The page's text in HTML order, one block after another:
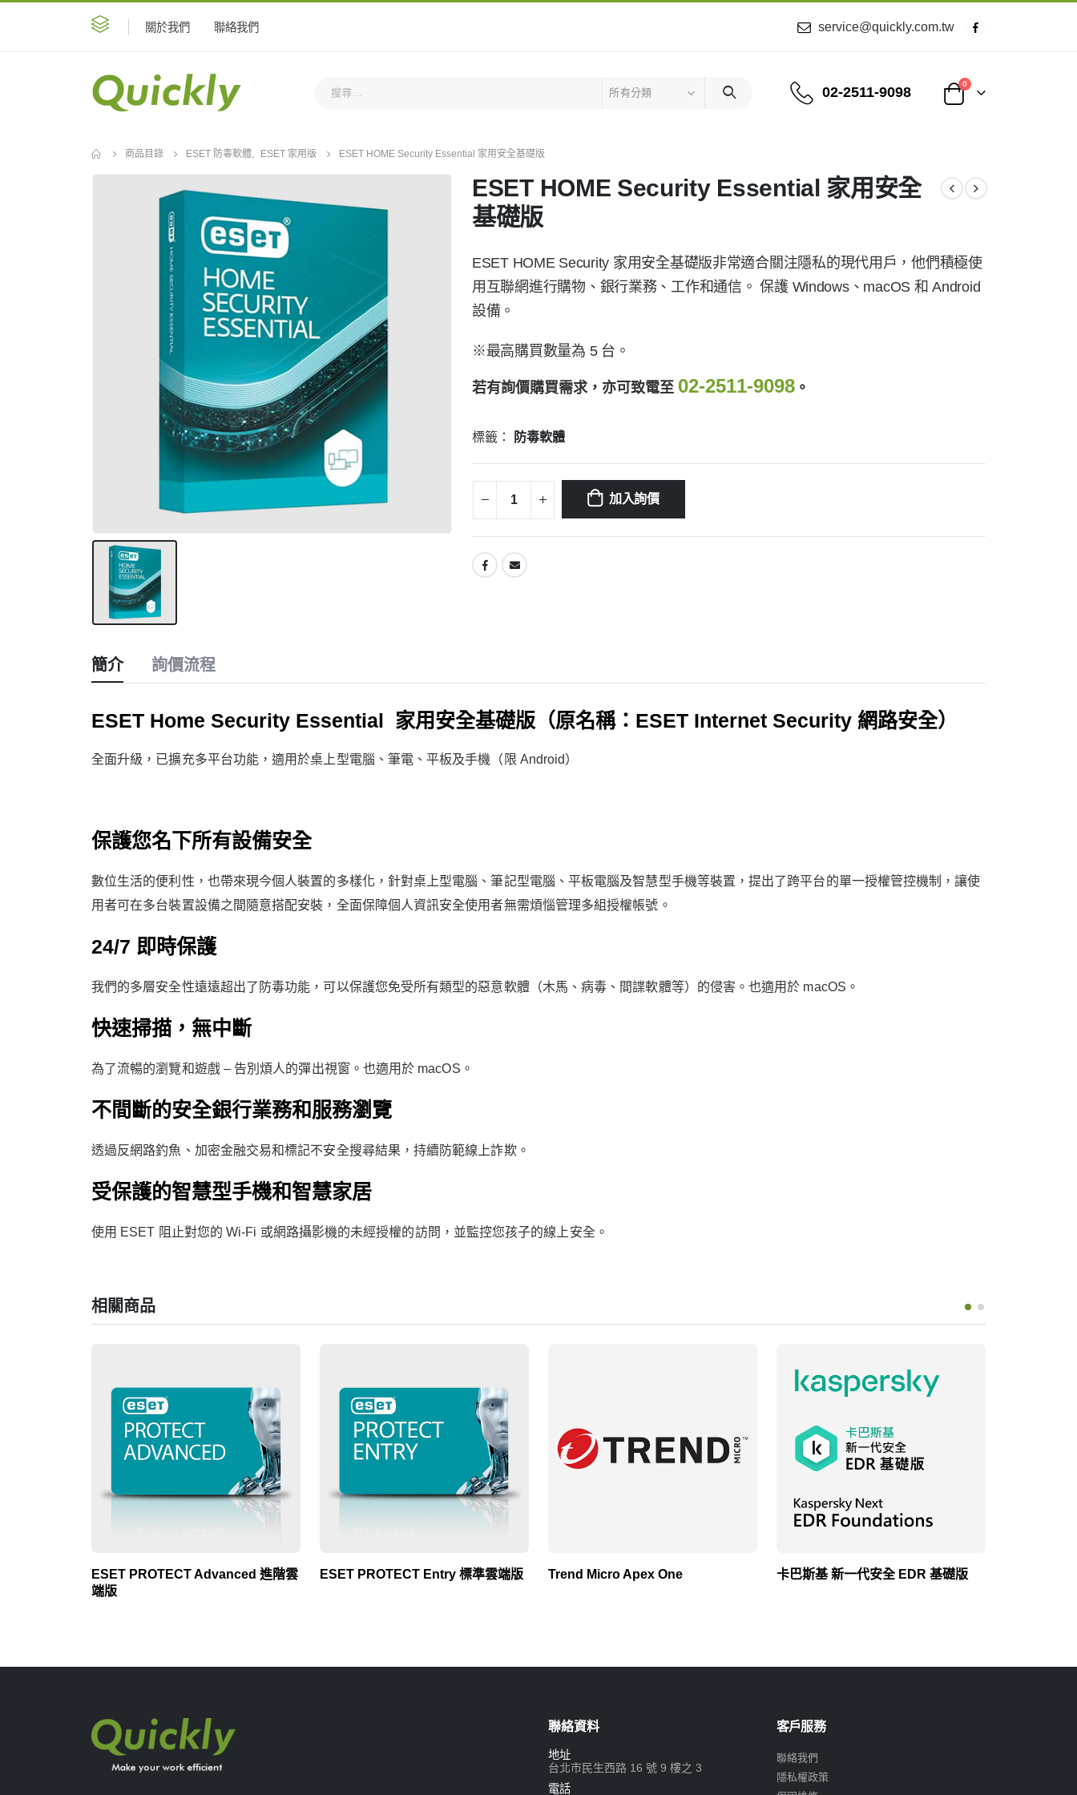
關於我們 聯絡我們 service@quickly.com.tw
所有分類 02-2511-9098
0
商品目錄 ESET 防毒軟體, ESET 家用版 ESET HOME Security Essential 家用安全基礎版
ESET HOME Security Essential 家用安全
基礎版
ESET HOME Security 家用安全基礎版非常適合關注隱私的現代用戶，他們積極使
用互聯網進行購物、銀行業務、工作和通信。 保護 Windows、macOS 和 Android
設備。
※最高購買數量為 5 台。
若有詢價購買需求，亦可致電至 02-2511-9098 。
標籤： 防毒軟體
加入詢價
簡介 詢價流程
ESET Home Security Essential 家用安全基礎版（原名稱：ESET Internet Security 網路安全）
全面升級，已擴充多平台功能，適用於桌上型電腦、筆電、平板及手機（限 Android）
保護您名下所有設備安全
數位生活的便利性，也帶來現今個人裝置的多樣化，針對桌上型電腦、筆記型電腦、平板電腦及智慧型手機等裝置，提出了跨平台的單一授權管控機制，讓使
用者可在多台裝置設備之間隨意搭配安裝，全面保障個人資訊安全使用者無需煩惱管理多組授權帳號。
24/7 即時保護
我們的多層安全性遠遠超出了防毒功能，可以保護您免受所有類型的惡意軟體（木馬、病毒、間諜軟體等）的侵害。也適用於 macOS。
快速掃描，無中斷
為了流暢的瀏覽和遊戲 – 告別煩人的彈出視窗。也適用於 macOS。
不間斷的安全銀行業務和服務瀏覽
透過反網路釣魚、加密金融交易和標記不安全搜尋結果，持續防範線上詐欺。
受保護的智慧型手機和智慧家居
使用 ESET 阻止對您的 Wi-Fi 或網路攝影機的未經授權的訪問，並監控您孩子的線上安全。
相關商品
ESET PROTECT Advanced 進階雲
端版
ESET PROTECT Entry 標準雲端版 Trend Micro Apex One 卡巴斯基 新一代安全 EDR 基礎版
聯絡資料
地址
台北市民生西路 16 號 9 樓之 3
電話
客戶服務
聯絡我們
隱私權政策